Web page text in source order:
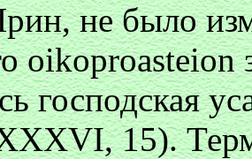
не было
oikoproasteion
господская
15).